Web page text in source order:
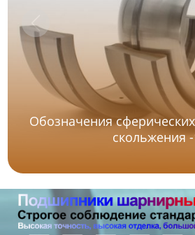
Обозначения
скольжения